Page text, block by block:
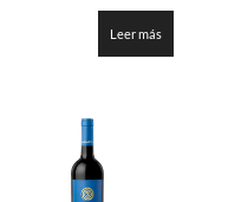
Leer más